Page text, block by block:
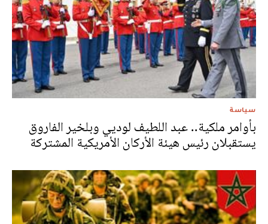
سياسة
بأوامر ملكية.. عبد اللطيف لوديي وبلخير الفاروق
يستقبلان رئيس هيئة الأركان الأمريكية المشتركة